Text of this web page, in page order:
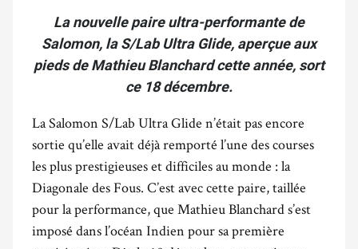
La nouvelle paire ultra-performante de
Salomon, la S/Lab Ultra Glide, aperçue aux
pieds de Mathieu Blanchard cette année, sort
ce 18 décembre.
La Salomon S/Lab Ultra Glide n’était pas encore
sortie qu’elle avait déjà remporté l’une des courses
les plus prestigieuses et difficiles au monde : la
Diagonale des Fous. C’est avec cette paire, taillée
pour la performance, que Mathieu Blanchard s’est
imposé dans l’océan Indien pour sa première